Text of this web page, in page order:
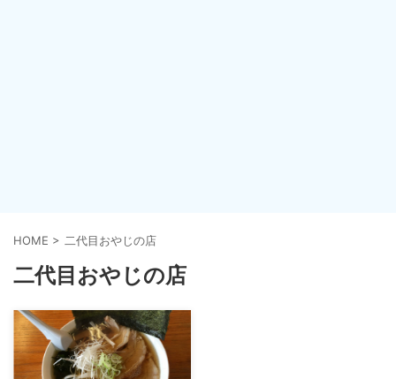
HOME > 二代目おやじの店
二代目おやじの店